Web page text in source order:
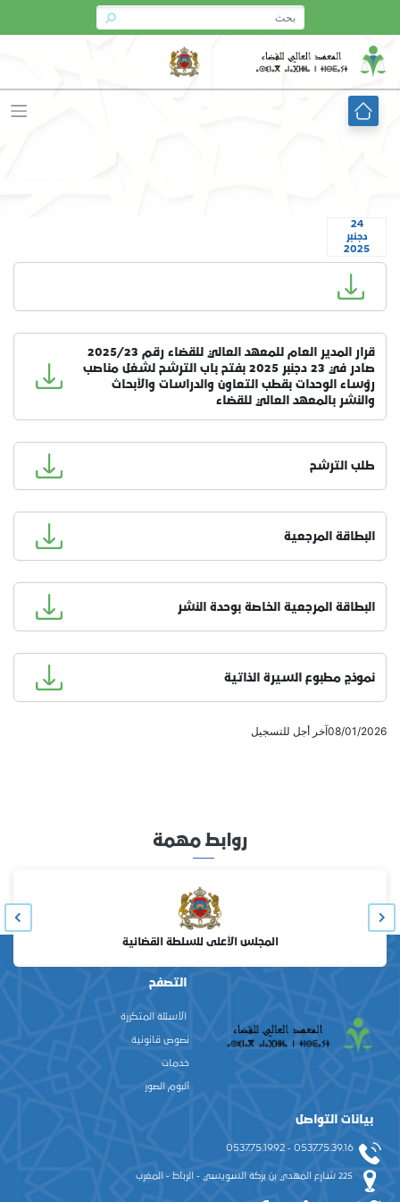
content
24
دجنبر
2025
قرار المدير العام للمعهد العالي للقضاء رقم 2025/23
صادر في 23 دجنبر 2025 بفتح باب الترشح لشغل مناصب
رؤساء الوحدات بقطب التعاون والدراسات والأبحاث
والنشر بالمعهد العالي للقضاء
طلب الترشح
البطاقة المرجعية
البطاقة المرجعية الخاصة بوحدة النشر
نموذج مطبوع السيرة الذاتية
08/01/2026آخر أجل للتسجيل
روابط مهمة
المجلس الأعلى للسلطة القضائية
التصفح
الأسئلة المتكررة
نصوص قانونية
خدمات
ألبوم الصور
بيانات التواصل
0537.75.39.16 - 0537.75.19.92
225 شارع المهدي بن بركة السويسي - الرباط - المغرب